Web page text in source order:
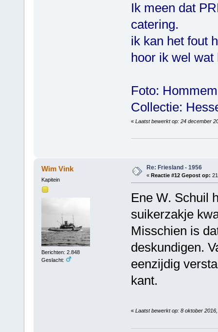
Ik meen dat
catering.
ik kan het fout
hoor ik wel
Foto:
Collectie:
« Laatst bewerkt op: 24 december
Wim Vink
Kapitein
Berichten: 2.848
Geslacht:
Re: Friesland - 1956
« Reactie #12 Gepost op:
Ene W. Schuil
suikerzakje
Misschien is
deskundigen.
eenzijdig
kant.
« Laatst bewerkt op: 8 oktober